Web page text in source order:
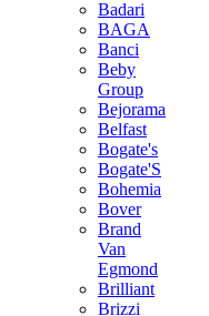
Badari
BAGA
Banci
Beby
Group
Bejorama
Belfast
Bogate's
Bogate'S
Bohemia
Bover
Brand
Van
Egmond
Brilliant
Brizzi